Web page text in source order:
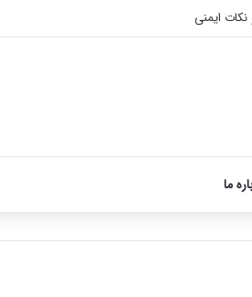
نکات ایمنی
ما